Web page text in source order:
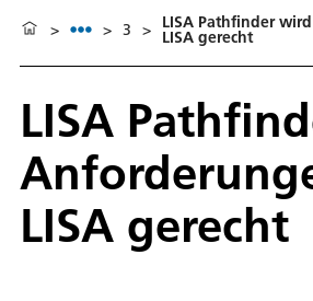
> > 3 > LISA Pathfinder
LISA gerecht
LISA
LISA gerecht